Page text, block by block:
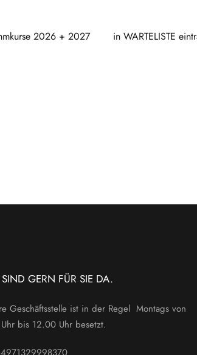
2026 + 2027 in WARTELISTE
GERN FÜR SIE DA.
Geschäftsstelle ist in der Regel Montags von
bis 12.00 Uhr besetzt.